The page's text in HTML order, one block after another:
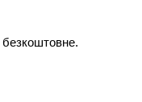
безкоштовне.